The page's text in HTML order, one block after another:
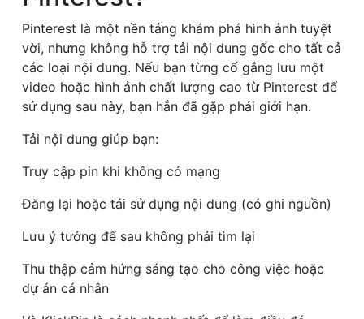
Pinterest là một nền tảng khám phá hình ảnh tuyệt
vời, nhưng không hỗ trợ tải nội dung gốc cho tất cả
các loại nội dung. Nếu bạn từng cố gắng lưu một
video hoặc hình ảnh chất lượng cao từ Pinterest để
sử dụng sau này, bạn hẳn đã gặp phải giới hạn.
Tải nội dung giúp bạn:
Truy cập pin khi không có mạng
Đăng lại hoặc tái sử dụng nội dung (có ghi nguồn)
Lưu ý tưởng để sau không phải tìm lại
Thu thập cảm hứng sáng tạo cho công việc hoặc
dự án cá nhân